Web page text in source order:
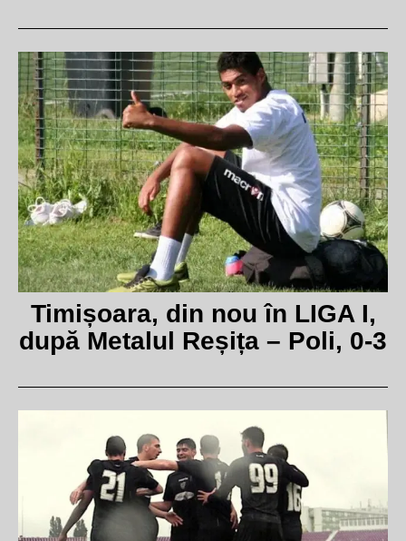
Timișoara, din nou în LIGA I,
după Metalul Reșița – Poli, 0-3